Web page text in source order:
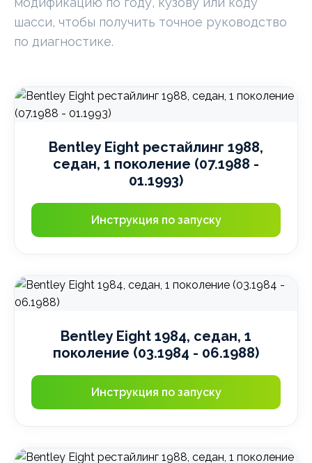
шасси, чтобы получить точное руководство
по диагностике.
Bentley Eight рестайлинг 1988,
седан, 1 поколение (07.1988 -
01.1993)
Инструкция по запуску
Bentley Eight 1984, седан, 1
поколение (03.1984 - 06.1988)
Инструкция по запуску